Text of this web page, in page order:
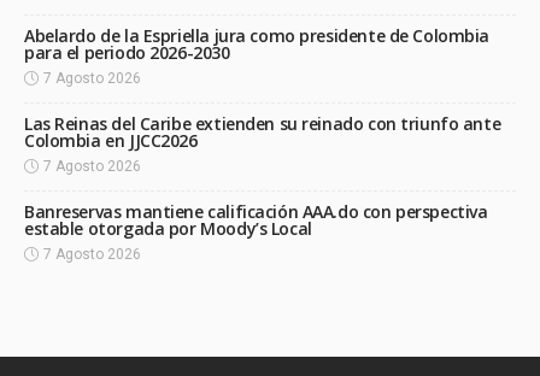
Abelardo de la Espriella jura como presidente de Colombia
para el periodo 2026-2030
7 Agosto 2026
Las Reinas del Caribe extienden su reinado con triunfo ante
Colombia en JJCC2026
7 Agosto 2026
Banreservas mantiene calificación AAA.do con perspectiva
estable otorgada por Moody’s Local
7 Agosto 2026